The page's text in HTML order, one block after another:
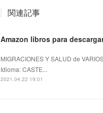
関連記事
Amazon libros para
MIGRACIONES Y SALUD de
Idioma: CASTE...
2021.04.22 19:01